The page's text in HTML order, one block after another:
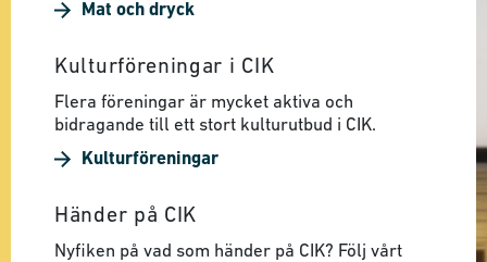
Mat och dryck
Kulturföreningar i CIK
Flera föreningar är mycket aktiva och
bidragande till ett stort kulturutbud i CIK.
Kulturföreningar
Händer på CIK
Nyfiken på vad som händer på CIK? Följ vårt